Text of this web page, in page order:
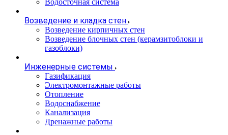
Водосточная система
Возведение и кладка стен
Возведение кирпичных стен
Возведение блочных стен (керамзитоблоки и
газоблоки)
Инженерные системы
Газификация
Электромонтажные работы
Отопление
Водоснабжение
Канализация
Дренажные работы